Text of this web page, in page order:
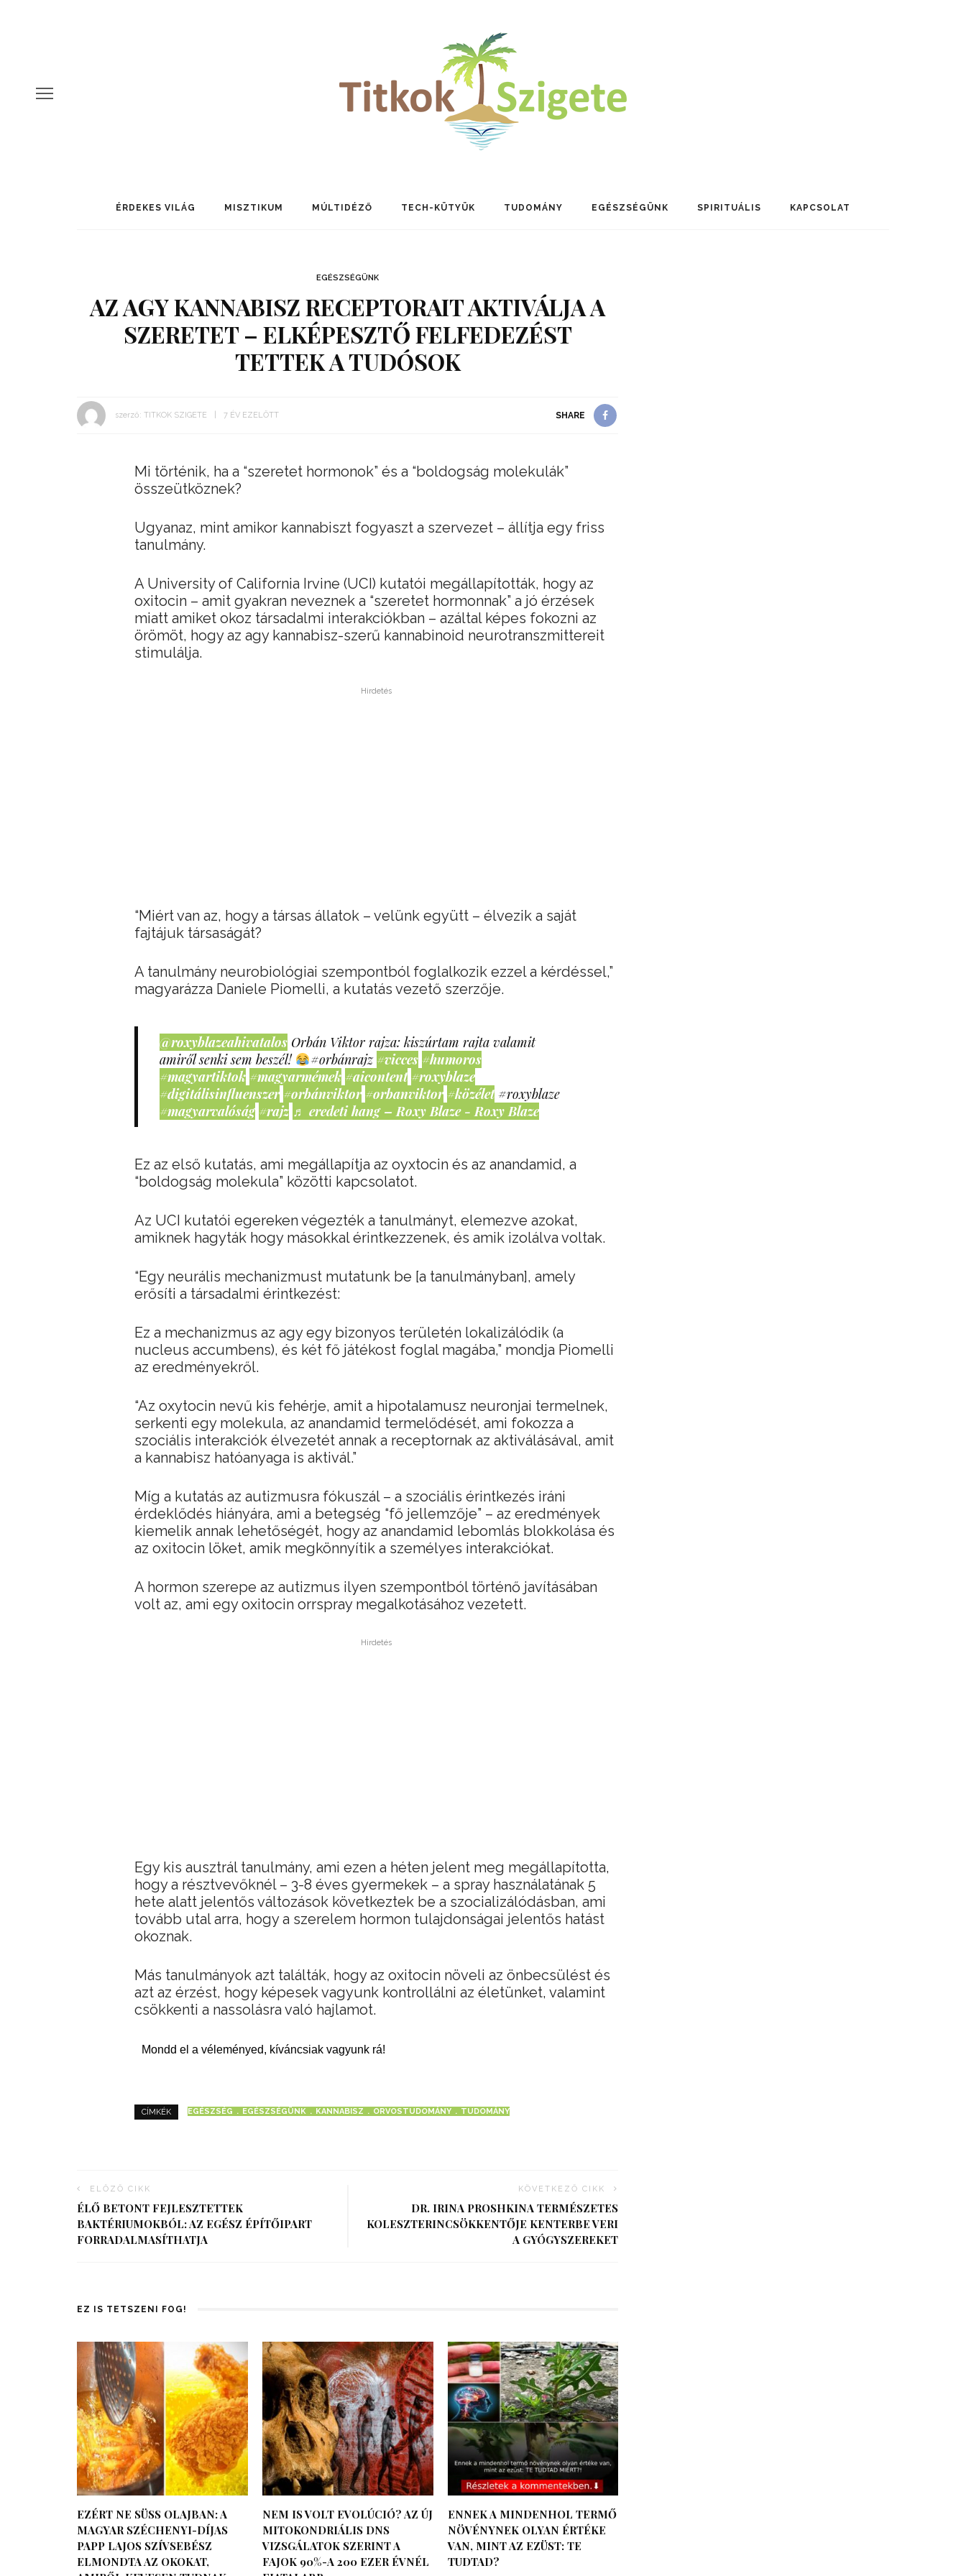
ÉRDEKES VILÁG MISZTIKUM MÚLTIDÉZŐ TECH-KÜTYÜK TUDOMÁNY EGÉSZSÉGÜNK SPIRITUÁLIS KAPCSOLAT
EGÉSZSÉGÜNK
AZ AGY KANNABISZ RECEPTORAIT AKTIVÁLJA A
SZERETET – ELKÉPESZTŐ FELFEDEZÉST
TETTEK A TUDÓSOK
szerző: TITKOK SZIGETE 7 ÉV EZELŐTT SHARE
Mi történik, ha a “szeretet hormonok” és a “boldogság molekulák”
összeütköznek?
Ugyanaz, mint amikor kannabiszt fogyaszt a szervezet – állítja egy friss
tanulmány.
A University of California Irvine (UCI) kutatói megállapították, hogy az
oxitocin – amit gyakran neveznek a “szeretet hormonnak” a jó érzések
miatt amiket okoz társadalmi interakciókban – azáltal képes fokozni az
örömöt, hogy az agy kannabisz-szerű kannabinoid neurotranszmittereit
stimulálja.
Hirdetés
“Miért van az, hogy a társas állatok – velünk együtt – élvezik a saját
fajtájuk társaságát?
A tanulmány neurobiológiai szempontból foglalkozik ezzel a kérdéssel,”
magyarázza Daniele Piomelli, a kutatás vezető szerzője.
@roxyblazeahivatalos Orbán Viktor rajza: kiszúrtam rajta valamit
amiről senki sem beszél!
#orbánrajz #vicces #humoros
#magyartiktok #magyarmémek #aicontent #roxyblaze
#digitálisinfluenszer #orbánviktor #orbanviktor #közélet #roxyblaze
#magyarvalóság #rajz ♬ eredeti hang – Roxy Blaze - Roxy Blaze
Ez az első kutatás, ami megállapítja az oyxtocin és az anandamid, a
“boldogság molekula” közötti kapcsolatot.
Az UCI kutatói egereken végezték a tanulmányt, elemezve azokat,
amiknek hagyták hogy másokkal érintkezzenek, és amik izolálva voltak.
“Egy neurális mechanizmust mutatunk be [a tanulmányban], amely
erősíti a társadalmi érintkezést:
Ez a mechanizmus az agy egy bizonyos területén lokalizálódik (a
nucleus accumbens), és két fő játékost foglal magába,” mondja Piomelli
az eredményekről.
“Az oxytocin nevű kis fehérje, amit a hipotalamusz neuronjai termelnek,
serkenti egy molekula, az anandamid termelődését, ami fokozza a
szociális interakciók élvezetét annak a receptornak az aktiválásával, amit
a kannabisz hatóanyaga is aktivál.”
Míg a kutatás az autizmusra fókuszál – a szociális érintkezés iráni
érdeklődés hiányára, ami a betegség “fő jellemzője” – az eredmények
kiemelik annak lehetőségét, hogy az anandamid lebomlás blokkolása és
az oxitocin löket, amik megkönnyítik a személyes interakciókat.
A hormon szerepe az autizmus ilyen szempontból történő javításában
volt az, ami egy oxitocin orrspray megalkotásához vezetett.
Hirdetés
Egy kis ausztrál tanulmány, ami ezen a héten jelent meg megállapította,
hogy a résztvevőknél – 3-8 éves gyermekek – a spray használatának 5
hete alatt jelentős változások következtek be a szocializálódásban, ami
tovább utal arra, hogy a szerelem hormon tulajdonságai jelentős hatást
okoznak.
Más tanulmányok azt találták, hogy az oxitocin növeli az önbecsülést és
azt az érzést, hogy képesek vagyunk kontrollálni az életünket, valamint
csökkenti a nassolásra való hajlamot.
Mondd el a véleményed, kíváncsiak vagyunk rá!
CÍMKÉK EGÉSZSÉG EGÉSZSÉGÜNK KANNABISZ ORVOSTUDOMÁNY TUDOMÁNY
ELŐZŐ CIKK
ÉLŐ BETONT FEJLESZTETTEK
BAKTÉRIUMOKBÓL: AZ EGÉSZ ÉPÍTŐIPART
FORRADALMASÍTHATJA
KÖVETKEZŐ CIKK
DR. IRINA PROSHKINA TERMÉSZETES
KOLESZTERINCSÖKKENTŐJE KENTERBE VERI
A GYÓGYSZEREKET
EZ IS TETSZENI FOG!
EZÉRT NE SÜSS OLAJBAN: A
MAGYAR SZÉCHENYI-DÍJAS
PAPP LAJOS SZÍVSEBÉSZ
ELMONDTA AZ OKOKAT,
NEM IS VOLT EVOLÚCIÓ? AZ ÚJ
MITOKONDRIÁLIS DNS
VIZSGÁLATOK SZERINT A
FAJOK 90%-A 200 EZER ÉVNÉL
ENNEK A MINDENHOL TERMŐ
NÖVÉNYNEK OLYAN ÉRTÉKE
VAN, MINT AZ EZÜST: TE
TUDTAD?